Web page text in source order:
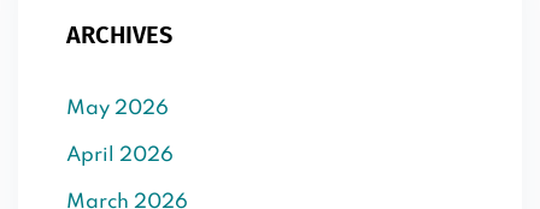
ARCHIVES
May 2026
April 2026
March 2026Already have an account?